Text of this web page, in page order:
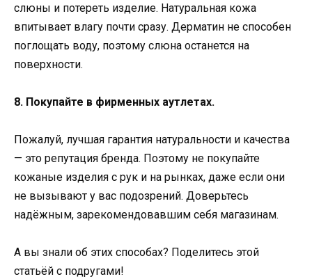
слюны и потереть изделие. Натуральная кожа
впитывает влагу почти сразу. Дерматин не способен
поглощать воду, поэтому слюна останется на
поверхности.
8. Покупайте в фирменных аутлетах.
Пожалуй, лучшая гарантия натуральности и качества
— это репутация бренда. Поэтому не покупайте
кожаные изделия с рук и на рынках, даже если они
не вызывают у вас подозрений. Доверьтесь
надёжным, зарекомендовавшим себя магазинам.
А вы знали об этих способах? Поделитесь этой
статьёй с подругами!